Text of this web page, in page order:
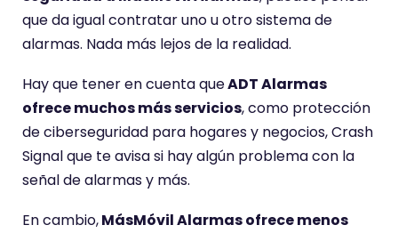
que da igual contratar uno u otro sistema de
alarmas. Nada más lejos de la realidad.
Hay que tener en cuenta queADT Alarmas
ofrece muchos más servicios, como protección
de ciberseguridad para hogares y negocios, Crash
Signal que te avisa si hay algún problema con la
señal de alarmas y más.
En cambio,MásMóvil Alarmas ofrece menos